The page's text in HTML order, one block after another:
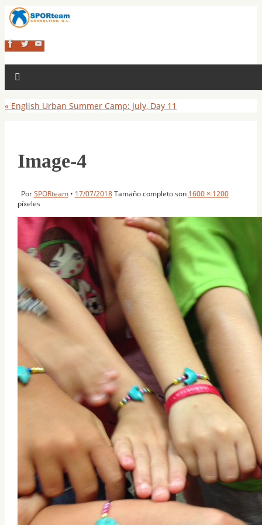
« English Urban Summer Camp: July, Day 11
Image-4
PorSPORteam • 17/07/2018 Tamaño completo son 1600 × 1200
píxeles